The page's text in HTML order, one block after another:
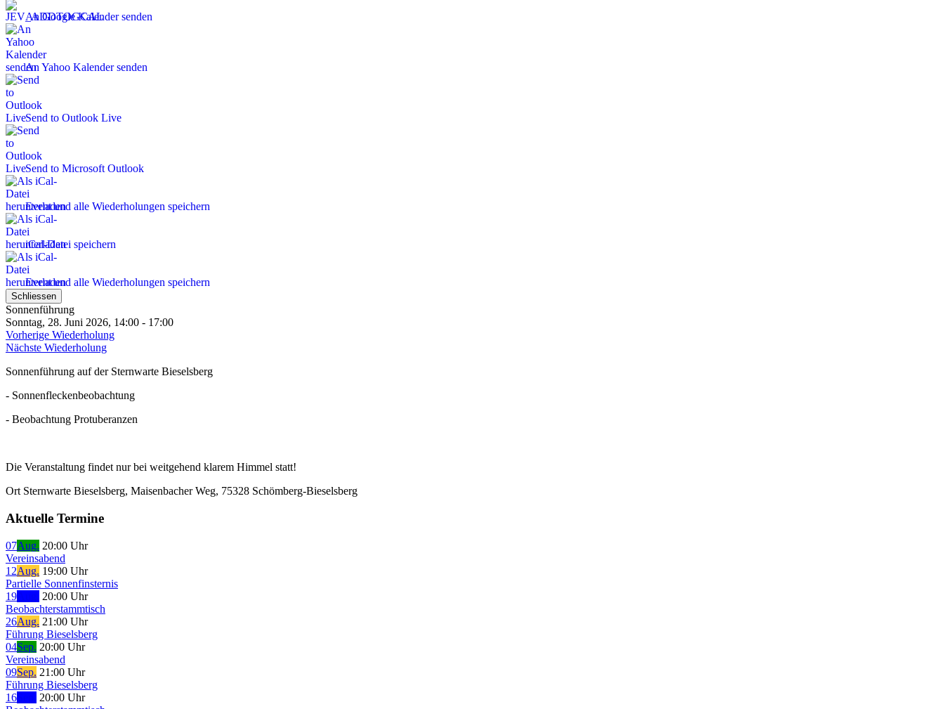
An Google Kalender senden
An Yahoo Kalender senden
Send to Outlook Live
Send to Microsoft Outlook
Event und alle Wiederholungen speichern
iCal-Datei speichern
Event und alle Wiederholungen speichern
Schliessen
Sonnenführung
Sonntag, 28. Juni 2026, 14:00 - 17:00
Vorherige Wiederholung
Nächste Wiederholung
Sonnenführung auf der Sternwarte Bieselsberg
- Sonnenfleckenbeobachtung
- Beobachtung Protuberanzen
Die Veranstaltung findet nur bei weitgehend klarem Himmel statt!
Ort Sternwarte Bieselsberg, Maisenbacher Weg, 75328 Schömberg-Bieselsberg
Aktuelle Termine
07Aug. 20:00 Uhr
Vereinsabend
12Aug. 19:00 Uhr
Partielle Sonnenfinsternis
19
20:00 Uhr
Beobachterstammtisch
26Aug. 21:00 Uhr
Führung Bieselsberg
04Sep. 20:00 Uhr
Vereinsabend
09Sep. 21:00 Uhr
Führung Bieselsberg
16
20:00 Uhr